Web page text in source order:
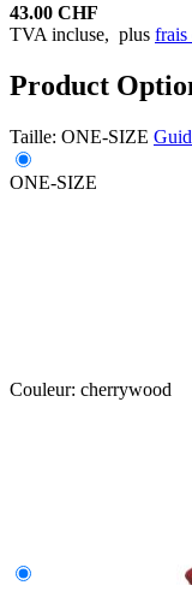
43.00 CHF
TVA incluse, plus frais
Product
Taille: ONE-SIZE
ONE-SIZE
Couleur: cherrywood